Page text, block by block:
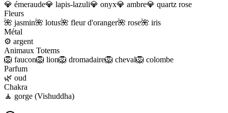
💎 émeraude💎 lapis-lazuli💎 onyx💎 ambre💎 quartz rose
Fleurs
🌺 jasmin🌺 lotus🌺 fleur d'oranger🌺 rose🌺 iris
Métal
⚙️ argent
Animaux Totems
🦁 faucon🦁 lion🦁 dromadaire🦁 cheval🦁 colombe
Parfum
🌿 oud
Chakra
🧘 gorge (Vishuddha)